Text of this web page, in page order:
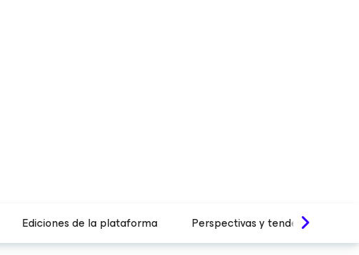
Ediciones de la plataforma Perspectivas y tendencias